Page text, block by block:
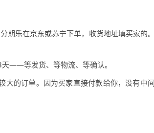
期乐在京东或苏宁下单，收货地址填买家的。
——等发货、等物流、等确认。
大的订单。因为买家直接付款给你，没有中间